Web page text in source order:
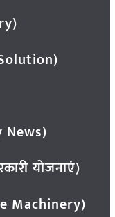
News)
योजनाएं)
Machinery)